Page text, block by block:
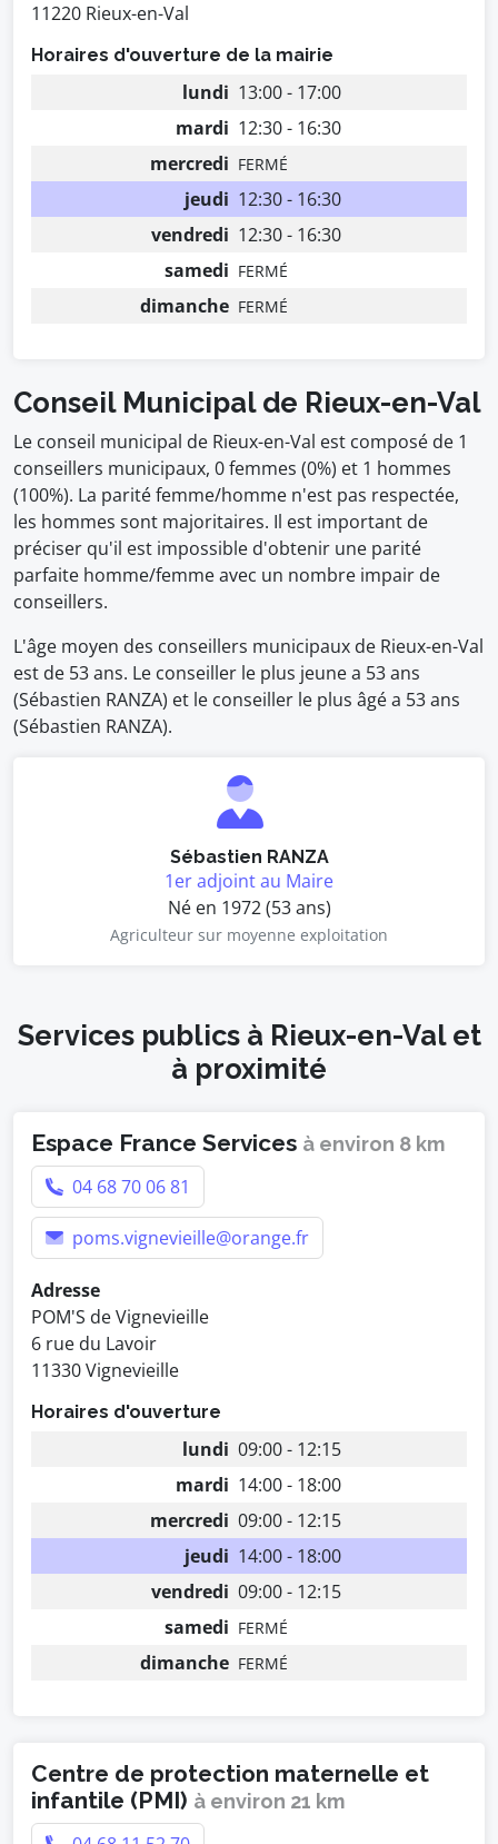
11220 Rieux-en-Val
Horaires d'ouverture de la mairie
lundi 13:00 - 17:00
mardi 12:30 - 16:30
mercredi FERMÉ
jeudi 12:30 - 16:30
vendredi 12:30 - 16:30
samedi FERMÉ
dimanche FERMÉ
Conseil Municipal de Rieux-en-Val
Le conseil municipal de Rieux-en-Val est composé de 1
conseillers municipaux, 0 femmes (0%) et 1 hommes
(100%). La parité femme/homme n'est pas respectée,
les hommes sont majoritaires. Il est important de
préciser qu'il est impossible d'obtenir une parité
parfaite homme/femme avec un nombre impair de
conseillers.
L'âge moyen des conseillers municipaux de Rieux-en-Val
est de 53 ans. Le conseiller le plus jeune a 53 ans
(Sébastien RANZA) et le conseiller le plus âgé a 53 ans
(Sébastien RANZA).
Sébastien RANZA
1er adjoint au Maire
Né en 1972 (53 ans)
Agriculteur sur moyenne exploitation
Services publics à Rieux-en-Val et
à proximité
Espace France Services à environ 8 km
04 68 70 06 81
poms.vignevieille@orange.fr
Adresse
POM'S de Vignevieille
6 rue du Lavoir
11330 Vignevieille
Horaires d'ouverture
lundi 09:00 - 12:15
mardi 14:00 - 18:00
mercredi 09:00 - 12:15
jeudi 14:00 - 18:00
vendredi 09:00 - 12:15
samedi FERMÉ
dimanche FERMÉ
Centre de protection maternelle et
infantile (PMI) à environ 21 km